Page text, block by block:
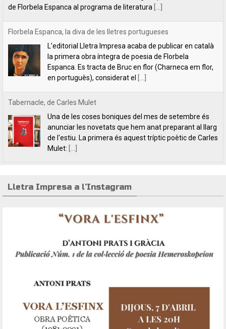
Tabernacle, de Carles Mulet
Una de les coses boniques del mes de setembre és
anunciar les novetats que hem anat preparant al llarg
de l'estiu. La primera és aquest tríptic poètic de Carles
Mulet:[...]
Lletra Impresa aposta per la poesia en clau feminista amb motiu
del 8 de Març
L’editorial Lletra Impresa Edicions acaba de publicar
dos títols de poesia que aposten, clarament i sense
fissures, per autores feministes. D’una banda, han
tret a la llum editorial el poemari
Lletra Impresa a l’Instagram